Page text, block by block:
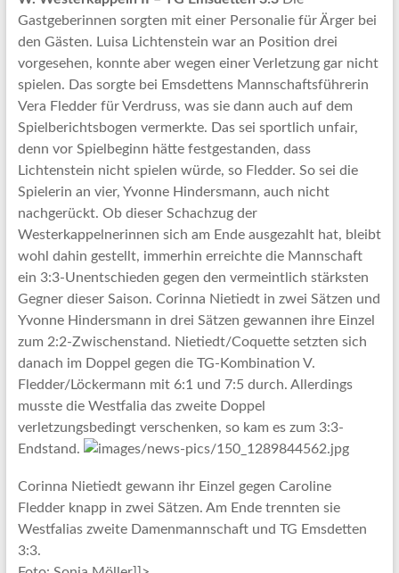
Gastgeberinnen sorgten mit einer Personalie für Ärger bei
den Gästen. Luisa Lichtenstein war an Position drei
vorgesehen, konnte aber wegen einer Verletzung gar nicht
spielen. Das sorgte bei Emsdettens Mannschaftsführerin
Vera Fledder für Verdruss, was sie dann auch auf dem
Spielberichtsbogen vermerkte. Das sei sportlich unfair,
denn vor Spielbeginn hätte festgestanden, dass
Lichtenstein nicht spielen würde, so Fledder. So sei die
Spielerin an vier, Yvonne Hindersmann, auch nicht
nachgerückt. Ob dieser Schachzug der
Westerkappelnerinnen sich am Ende ausgezahlt hat, bleibt
wohl dahin gestellt, immerhin erreichte die Mannschaft
ein 3:3-Unentschieden gegen den vermeintlich stärksten
Gegner dieser Saison. Corinna Nietiedt in zwei Sätzen und
Yvonne Hindersmann in drei Sätzen gewannen ihre Einzel
zum 2:2-Zwischenstand. Nietiedt/Coquette setzten sich
danach im Doppel gegen die TG-Kombination V.
Fledder/Löckermann mit 6:1 und 7:5 durch. Allerdings
musste die Westfalia das zweite Doppel
verletzungsbedingt verschenken, so kam es zum 3:3-
Endstand.
Corinna Nietiedt gewann ihr Einzel gegen Caroline
Fledder knapp in zwei Sätzen. Am Ende trennten sie
Westfalias zweite Damenmannschaft und TG Emsdetten
3:3.